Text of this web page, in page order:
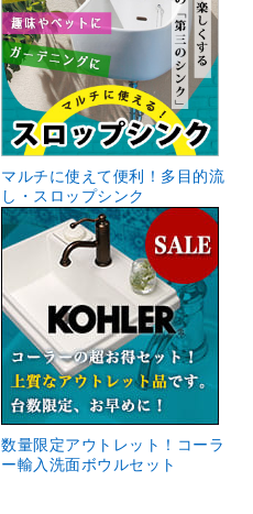
マルチに使えて便利！多目的流
し・スロップシンク
数量限定アウトレット！コーラ
ー輸入洗面ボウルセット